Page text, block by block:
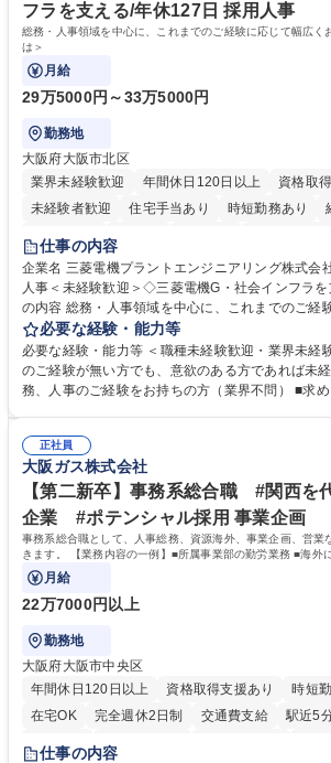
フラを支える/年休127日 採用人事
総務・人事領域を中心に、これまでのご経験に応じて幅広く
は＞
月給
29万5000円～33万5000円
勤務地
大阪府大阪市北区
業界未経験歓迎
年間休日120日以上
資格取
未経験者歓迎
住宅手当あり 時短勤務あり
退職金あり
駅近5分以内
土日祝休み 服装自由 寮・社
仕事の内容
企業名 三菱電機プラントエンジニアリング株式会社 求人名 【大阪】総
人事＜未経験歓迎＞◇三菱電機G・社会インフラを支
の内容 総務・人事領域を中心に、これまでのご経
します。 ＜具体的には＞ ・総務/人事労務（給与・社保・勤怠管理など）
・採用・教育研修 ・福利厚生運用 など ※基本的に
採用や教育等の業務内容により、関西圏以外への
出張もございます。 ※担当業務を持ちつつ、お互
必要な経験・能力等
必要な経験・能力等 ＜職種未経験歓迎・業界未経
のご経験が無い方でも、意欲のある方であれば未
務、人事のご経験をお持ちの方（業界不問） ■求める人物像：・社内外の
正社員
大阪ガス株式会社
【第二新卒】事務系総合職 #関西を
企業 #ポテンシャル採用 事業企画
事務系総合職として、人事総務、資源海外、事業企画、営業
きます。 【業務内容の一例】■所属事業部の勤労業務 ■海外
門の企画スタッフ、ルート営業
月給
22万7000円以上
勤務地
大阪府大阪市中央区
年間休日120日以上
資格取得支援あり 時短
在宅OK
完全週休2日制 交通費支給 駅近5
服装自由
第二新卒歓迎
仕事の内容